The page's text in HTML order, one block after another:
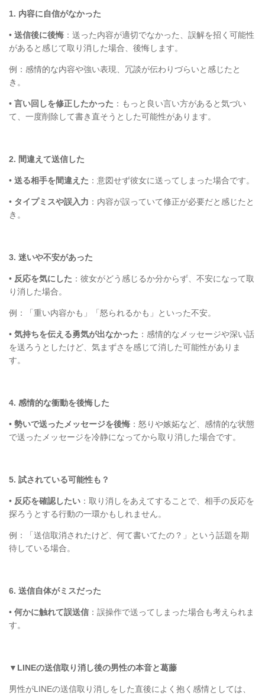
1. 内容に自信がなかった
• 送信後に後悔 ：送った内容が適切でなかった、誤解を招く可能性
があると感じて取り消した場合、後悔します。
例：感情的な内容や強い表現、冗談が伝わりづらいと感じたと
き。
• 言い回しを修正したかった ：もっと良い言い方があると気づい
て、一度削除して書き直そうとした可能性があります。
2. 間違えて送信した
• 送る相手を間違えた ：意図せず彼女に送ってしまった場合です。
• タイプミスや誤入力 ：内容が誤っていて修正が必要だと感じたと
き。
3. 迷いや不安があった
• 反応を気にした ：彼女がどう感じるか分からず、不安になって取
り消した場合。
例：「重い内容かも」「怒られるかも」といった不安。
• 気持ちを伝える勇気が出なかった ：感情的なメッセージや深い話
を送ろうとしたけど、気まずさを感じて消した可能性がありま
す。
4. 感情的な衝動を後悔した
• 勢いで送ったメッセージを後悔 ：怒りや嫉妬など、感情的な状態
で送ったメッセージを冷静になってから取り消した場合です。
5. 試されている可能性も？
• 反応を確認したい ：取り消しをあえてすることで、相手の反応を
探ろうとする行動の一環かもしれません。
例：「送信取消されたけど、何て書いてたの？」という話題を期
待している場合。
6. 送信自体がミスだった
• 何かに触れて誤送信 ：誤操作で送ってしまった場合も考えられま
す。
▼ LINEの送信取り消し後の男性の本音と葛藤
男性がLINEの送信取り消しをした直後によく抱く感情としては、